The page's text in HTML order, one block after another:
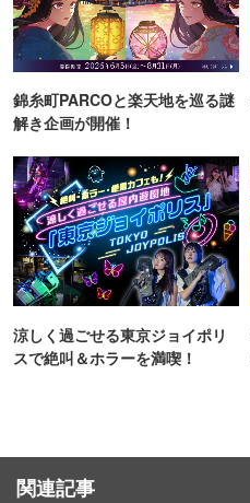
錦糸町PARCOと楽天地を巡る謎
解き企画が開催！
涼しく過ごせる東京ジョイポリ
スで絶叫＆ホラーを満喫！
関連記事